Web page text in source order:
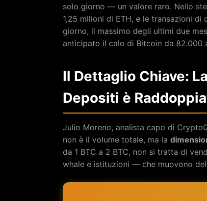
solo giorno — un valore raro. Nello
1,25 milioni di ETH, e le transazioni
giorno, il massimo degli ultimi due
anticipato il calo di Bitcoin da 82.000
Il Dettaglio Chiave:
Depositi è
Julio Moreno, analista capo di
non è il volume totale, ma la
da 1 BTC a 2 BTC, non si tratta di
whale e istituzioni — che muovono